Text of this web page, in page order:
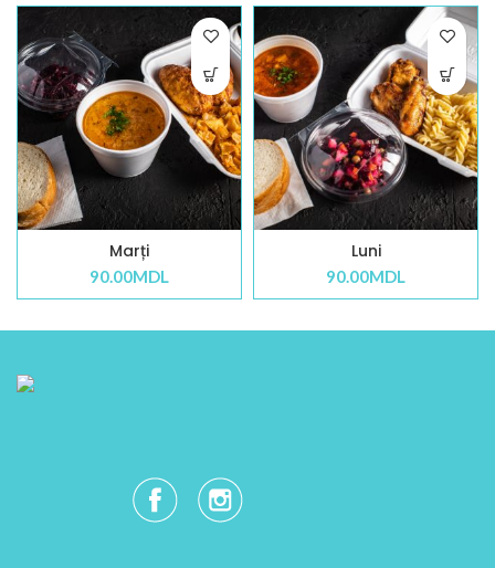
Marți
90.00MDL
Luni
90.00MDL